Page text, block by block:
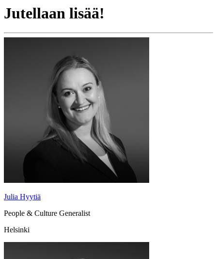
Jutellaan lisää!
Julia Hyytiä
People & Culture Generalist
Helsinki